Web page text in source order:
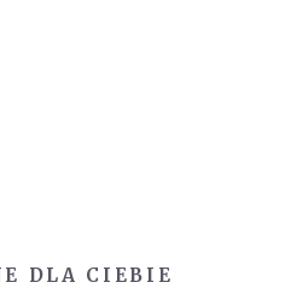
DLA CIEBIE